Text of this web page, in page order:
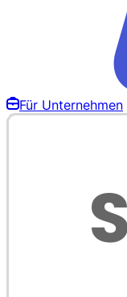
Für Unternehmen